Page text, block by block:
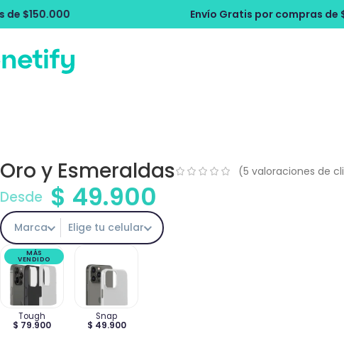
Envío Gratis por compras de $150.000
Oro y Esmeraldas (5 valoraciones de
Desde $ 49.900
Marca Elige tu celular
Tough
$ 79.900
MÁS
VENDIDO
Snap
$ 49.900